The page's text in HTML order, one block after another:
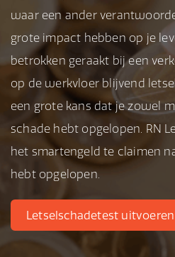
waar een ander
grote impact hebben op je
betrokken geraakt bij een
op de werkvloer blijvend
een grote kans dat je zowel
schade hebt opgelopen. RN
het smartengeld te claimen
hebt opgelopen.
Letselschadetest uitvoeren